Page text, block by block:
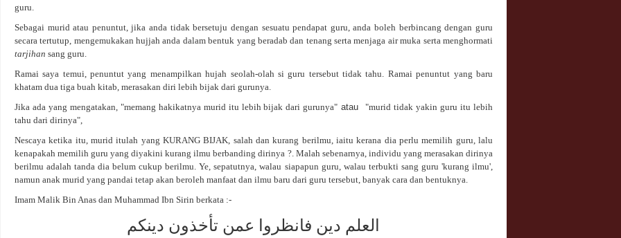
guru.
Sebagai murid atau penuntut, jika anda tidak bersetuju dengan sesuatu pendapat guru, anda boleh berbincang dengan guru
secara tertutup, mengemukakan hujjah anda dalam bentuk yang beradab dan tenang serta menjaga air muka serta menghormati
tarjihan sang guru.
Ramai saya temui, penuntut yang menampilkan hujah seolah-olah si guru tersebut tidak tahu. Ramai penuntut yang baru
khatam dua tiga buah kitab, merasakan diri lebih bijak dari gurunya.
Jika ada yang mengatakan, "memang hakikatnya murid itu lebih bijak dari gurunya" atau"murid tidak yakin guru itu lebih
tahu dari dirinya",
Nescaya ketika itu, murid itulah yang KURANG BIJAK, salah dan kurang berilmu, iaitu kerana dia perlu memilih guru, lalu
kenapakah memilih guru yang diyakini kurang ilmu berbanding dirinya ?. Malah sebenarnya, individu yang merasakan dirinya
berilmu adalah tanda dia belum cukup berilmu. Ye, sepatutnya, walau siapapun guru, walau terbukti sang guru 'kurang ilmu',
namun anak murid yang pandai tetap akan beroleh manfaat dan ilmu baru dari guru tersebut, banyak cara dan bentuknya.
Imam Malik Bin Anas dan Muhammad Ibn Sirin berkata :-
العلم دين فانظروا عمن تأخذون دينكم